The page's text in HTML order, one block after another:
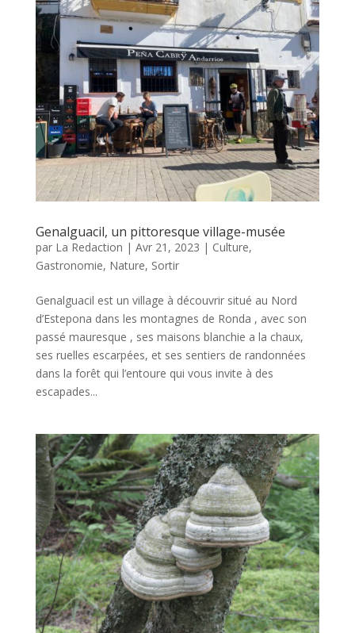
Genalguacil, un pittoresque village-musée
par La Redaction | Avr 21, 2023 | Culture,
Gastronomie, Nature, Sortir
Genalguacil est un village à découvrir situé au Nord
d’Estepona dans les montagnes de Ronda , avec son
passé mauresque , ses maisons blanchie a la chaux,
ses ruelles escarpées, et ses sentiers de randonnées
dans la forêt qui l’entoure qui vous invite à des
escapades...